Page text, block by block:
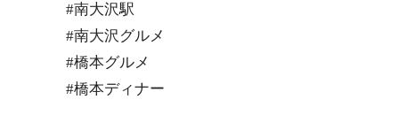
#南大沢駅
#南大沢グルメ
#橋本グルメ
#橋本ディナー